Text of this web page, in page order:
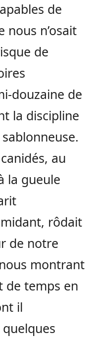
de
nous n’osait
de
douzaine de
la discipline
au
la gueule
rôdait
de notre
montrant
de temps en
il